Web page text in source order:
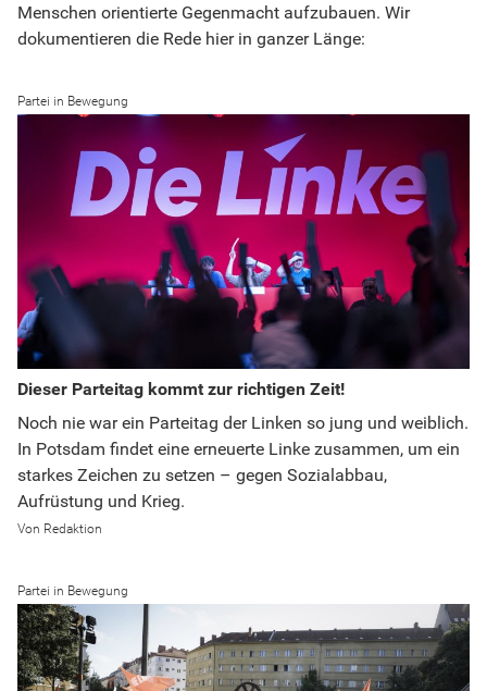
Menschen orientierte Gegenmacht aufzubauen. Wir
dokumentieren die Rede hier in ganzer Länge:
Partei in Bewegung
Dieser Parteitag kommt zur richtigen Zeit!
Noch nie war ein Parteitag der Linken so jung und weiblich.
In Potsdam findet eine erneuerte Linke zusammen, um ein
starkes Zeichen zu setzen – gegen Sozialabbau,
Aufrüstung und Krieg.
Redaktion
Partei in Bewegung